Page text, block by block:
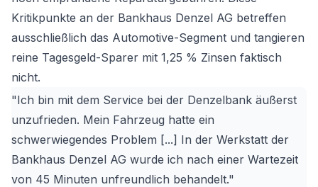
Kritikpunkte an der Bankhaus Denzel AG betreffen
ausschließlich das Automotive-Segment und tangieren
reine Tagesgeld-Sparer mit 1,25 % Zinsen faktisch
nicht.
"Ich bin mit dem Service bei der Denzelbank äußerst
unzufrieden. Mein Fahrzeug hatte ein
schwerwiegendes Problem [...] In der Werkstatt der
Bankhaus Denzel AG wurde ich nach einer Wartezeit
von 45 Minuten unfreundlich behandelt."